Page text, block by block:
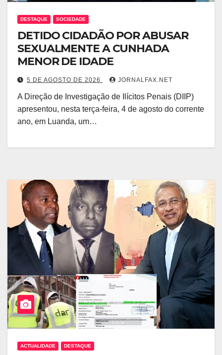
DESTAQUE SOCIEDADE
DETIDO CIDADÃO POR ABUSAR
SEXUALMENTE A CUNHADA
MENOR DE IDADE
5 DE AGOSTO DE 2026 JORNALFAX.NET
A Direção de Investigação de Ilícitos Penais (DIIP)
apresentou, nesta terça-feira, 4 de agosto do corrente
ano, em Luanda, um…
ACTUALIDADE DESTAQUE